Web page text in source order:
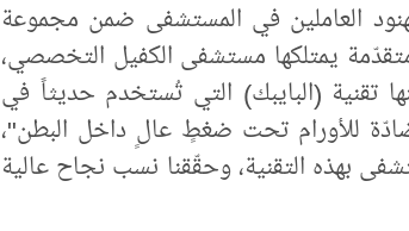
العاملين في المستشفى ضمن مجموعة
متقدّمة يمتلكها مستشفى الكفيل التخصصي،
تقنية (البايبك) التي تُستخدم حديثاً في
للأورام تحت ضغطٍ عالٍ داخل البطن"،
بهذه التقنية، وحقّقنا نسب نجاح عالية